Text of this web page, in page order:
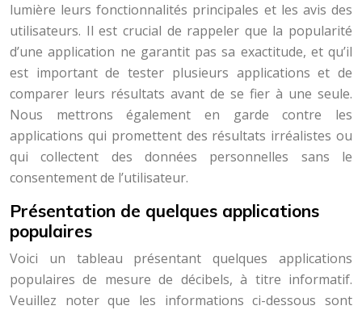
lumière leurs fonctionnalités principales et les avis des
utilisateurs. Il est crucial de rappeler que la popularité
d’une application ne garantit pas sa exactitude, et qu’il
est important de tester plusieurs applications et de
comparer leurs résultats avant de se fier à une seule.
Nous mettrons également en garde contre les
applications qui promettent des résultats irréalistes ou
qui collectent des données personnelles sans le
consentement de l’utilisateur.
Présentation de quelques applications
populaires
Voici un tableau présentant quelques applications
populaires de mesure de décibels, à titre informatif.
Veuillez noter que les informations ci-dessous sont